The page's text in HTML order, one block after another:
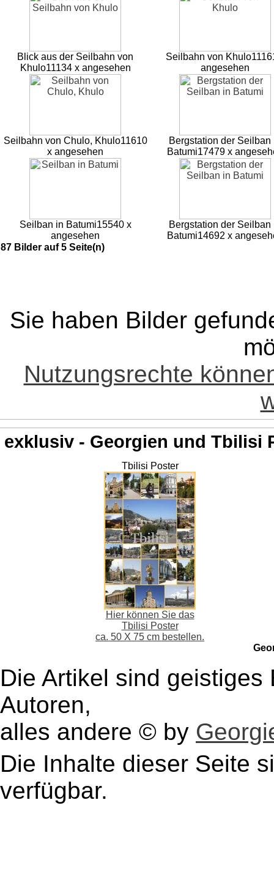
Blick aus der Seilbahn von
Khulo11134 x angesehen
Seilbahn von Khulo
angesehen
Seilbahn von Chulo, Khulo11610
x angesehen
Bergstation der Seilban
Batumi17479 x
Seilban in Batumi15540 x
angesehen
Bergstation der Seilban
Batumi14692 x
87 Bilder auf 5 Seite(n)
Sie haben Bilder
Nutzungsrechte
exklusiv - Georgien und Tbilisi
Tbilisi Poster
Hier können Sie das
Tbilisi Poster
ca. 50 X 75 cm bestellen.
Die Artikel sind
Autoren,
alles andere © by
Die Inhalte dieser Seite
verfügbar.